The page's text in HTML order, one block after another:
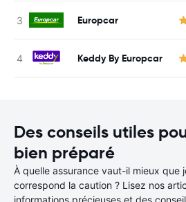
Europcar
Keddy By Europcar
Des conseils utiles
bien préparé
À quelle assurance vaut-il mieux que
correspond la caution ? Lisez nos
informations précieuses et des